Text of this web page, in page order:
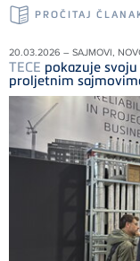
PROČITAJ
20.03.2026 – SAJMOVI,
TECE pokazuje
proljetnim